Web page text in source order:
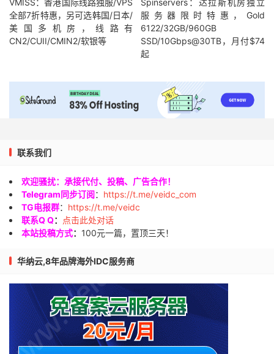
全部7折特惠，另可选韩国/日本/
美国多机房，线路有
CN2/CUII/CMIN2/软银等
服务器限时特惠，Gold
6122/32GB/960GB
SSD/10Gbps@30TB，月付$74
起
联系我们
欢迎骚扰：承接代付、投稿、广告合作！
Telegram同步订阅： https://t.me/veidc_com
TG电报群： https://t.me/veidc
联系Q Q：
点击此处对话
本站投稿方式： 100元一篇，置顶三天！
华纳云,8年品牌海外IDC服务商